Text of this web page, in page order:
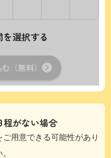
選択する
（無料）
程がない場合
用意できる可能性があり